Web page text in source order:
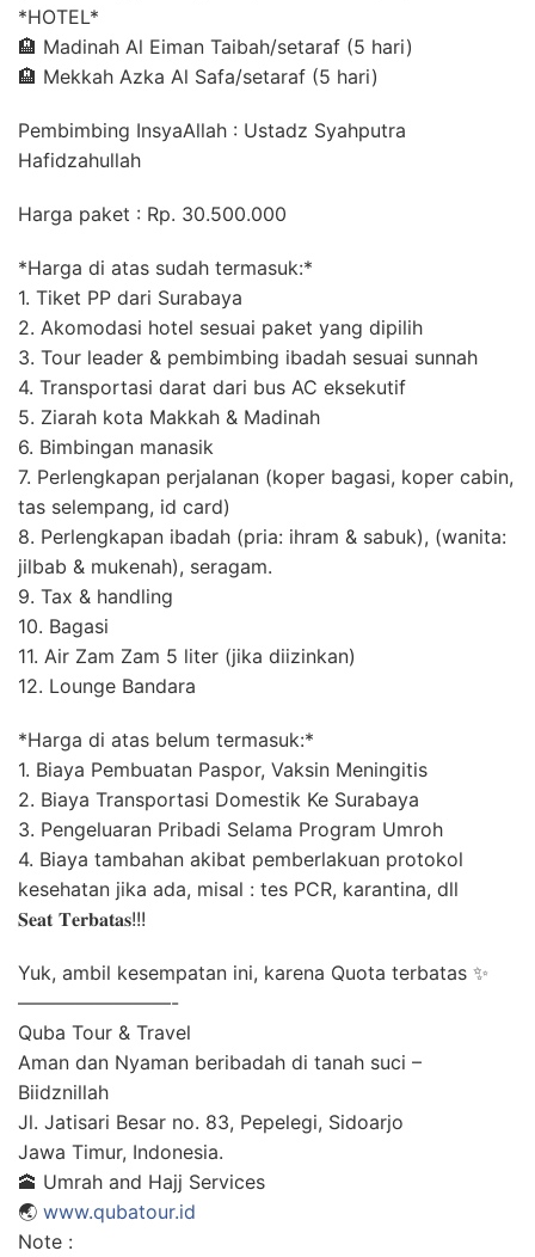
*HOTEL*
🏨 Madinah Al Eiman Taibah/setaraf (5 hari)
🏨 Mekkah Azka Al Safa/setaraf (5 hari)
Pembimbing InsyaAllah : Ustadz Syahputra
Hafidzahullah
Harga paket : Rp. 30.500.000
*Harga di atas sudah termasuk:*
1. Tiket PP dari Surabaya
2. Akomodasi hotel sesuai paket yang dipilih
3. Tour leader & pembimbing ibadah sesuai sunnah
4. Transportasi darat dari bus AC eksekutif
5. Ziarah kota Makkah & Madinah
6. Bimbingan manasik
7. Perlengkapan perjalanan (koper bagasi, koper cabin,
tas selempang, id card)
8. Perlengkapan ibadah (pria: ihram & sabuk), (wanita:
jilbab & mukenah), seragam.
9. Tax & handling
10. Bagasi
11. Air Zam Zam 5 liter (jika diizinkan)
12. Lounge Bandara
*Harga di atas belum termasuk:*
1. Biaya Pembuatan Paspor, Vaksin Meningitis
2. Biaya Transportasi Domestik Ke Surabaya
3. Pengeluaran Pribadi Selama Program Umroh
4. Biaya tambahan akibat pemberlakuan protokol
kesehatan jika ada, misal : tes PCR, karantina, dll
𝐒𝐞𝐚𝐭 𝐓𝐞𝐫𝐛𝐚𝐭𝐚𝐬!!!
Yuk, ambil kesempatan ini, karena Quota terbatas ✨
————————-
Quba Tour & Travel
Aman dan Nyaman beribadah di tanah suci –
Biidznillah
Jl. Jatisari Besar no. 83, Pepelegi, Sidoarjo
Jawa Timur, Indonesia.
🕋 Umrah and Hajj Services
🌏 www.qubatour.id
Note :